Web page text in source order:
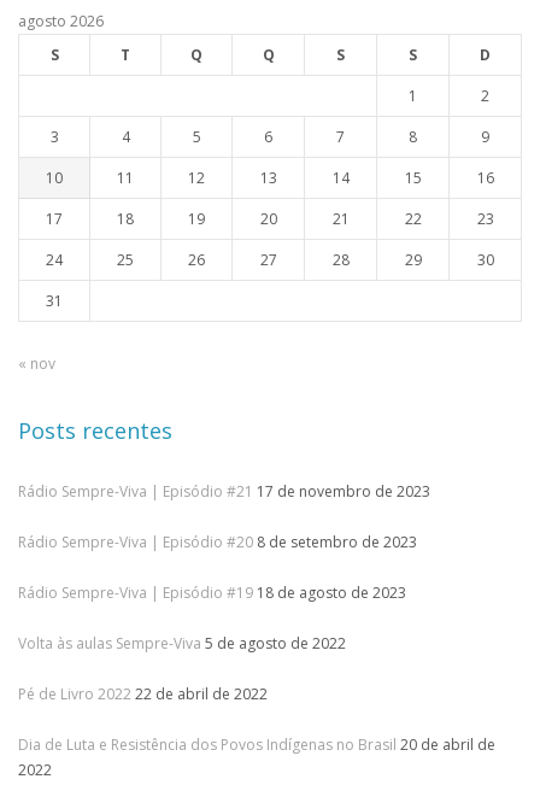
agosto 2026
S
T Q Q S S
D
1
2
3
4 5 6 7 8
9
10
11 12 13 14 15
16
17
18 19 20 21 22
23
24
25 26 27 28 29
30
31
« nov
Posts recentes
Rádio Sempre-Viva | Episódio #21 17 de novembro de 2023
Rádio Sempre-Viva | Episódio #20 8 de setembro de 2023
Rádio Sempre-Viva | Episódio #19 18 de agosto de 2023
Volta às aulas Sempre-Viva 5 de agosto de 2022
Pé de Livro 2022 22 de abril de 2022
Dia de Luta e Resistência dos Povos Indígenas no Brasil 20 de abril de
2022